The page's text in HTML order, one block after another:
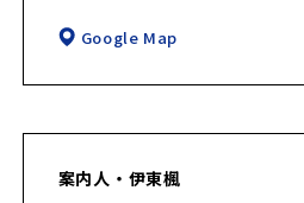
Google Map
案内人・伊東楓